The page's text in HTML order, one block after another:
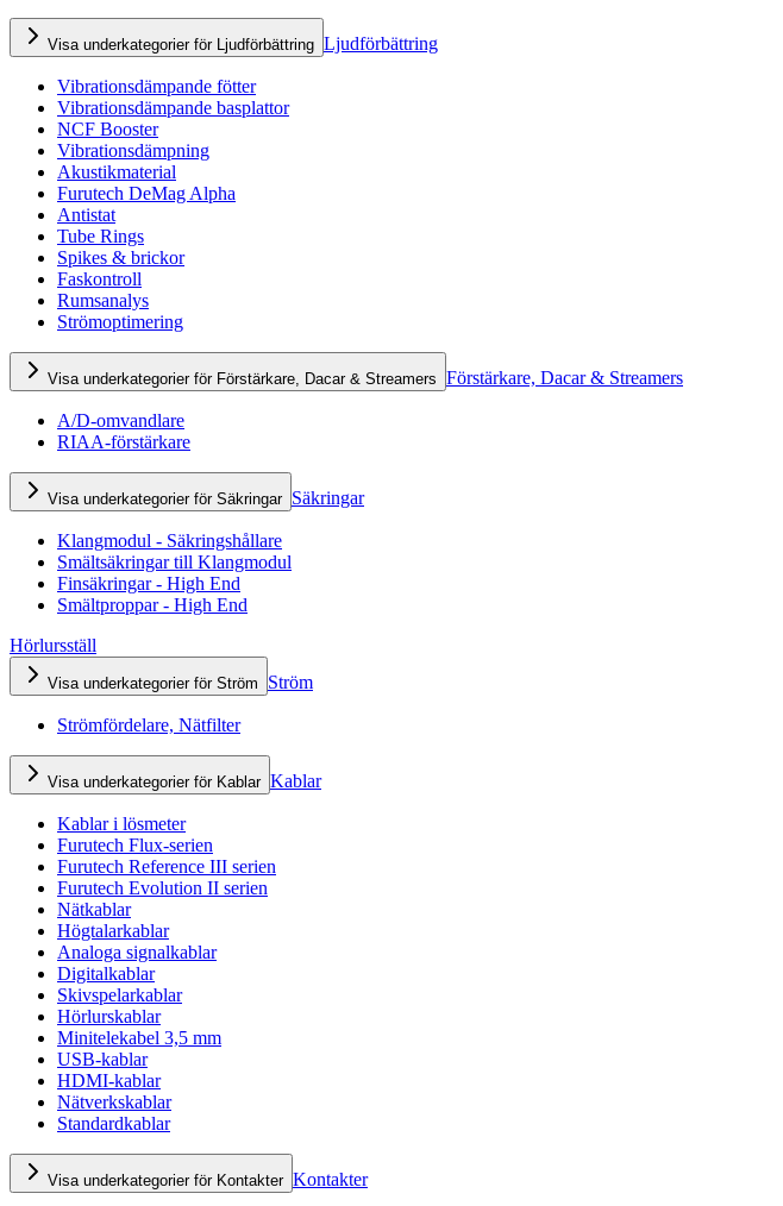
Visa underkategorier för Ljudförbättring Ljudförbättring
Vibrationsdämpande fötter
Vibrationsdämpande basplattor
NCF Booster
Vibrationsdämpning
Akustikmaterial
Furutech DeMag Alpha
Antistat
Tube Rings
Spikes & brickor
Faskontroll
Rumsanalys
Strömoptimering
Visa underkategorier för Förstärkare, Dacar & Streamers Förstärkare, Dacar & Streamers
A/D-omvandlare
RIAA-förstärkare
Visa underkategorier för Säkringar Säkringar
Klangmodul - Säkringshållare
Smältsäkringar till Klangmodul
Finsäkringar - High End
Smältproppar - High End
Hörlursställ
Visa underkategorier för Ström Ström
Strömfördelare, Nätfilter
Visa underkategorier för Kablar Kablar
Kablar i lösmeter
Furutech Flux-serien
Furutech Reference III serien
Furutech Evolution II serien
Nätkablar
Högtalarkablar
Analoga signalkablar
Digitalkablar
Skivspelarkablar
Hörlurskablar
Minitelekabel 3,5 mm
USB-kablar
HDMI-kablar
Nätverkskablar
Standardkablar
Visa underkategorier för Kontakter Kontakter